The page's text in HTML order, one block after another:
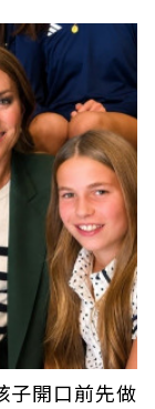
子開口前先做